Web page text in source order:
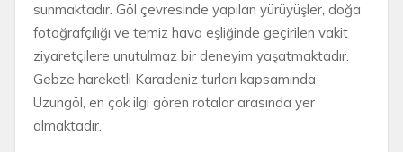
sunmaktadır. Göl çevresinde yapılan yürüyüşler, doğa
fotoğrafçılığı ve temiz hava eşliğinde geçirilen vakit
ziyaretçilere unutulmaz bir deneyim yaşatmaktadır.
Gebze hareketli Karadeniz turları kapsamında
Uzungöl, en çok ilgi gören rotalar arasında yer
almaktadır.